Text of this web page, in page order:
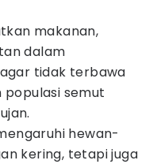
makanan,
dalam
tidak terbawa
populasi semut
hewan-
kering, tetapi juga